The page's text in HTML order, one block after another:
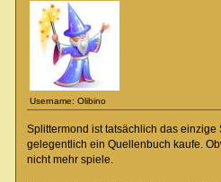
Username: Olibino
Splittermond ist tatsächlich das einzige
gelegentlich ein Quellenbuch kaufe.
nicht mehr spiele.